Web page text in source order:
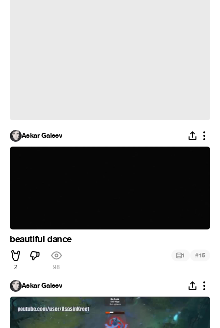
Askar Galeev
beautiful dance
2 98
1 #15
Askar Galeev